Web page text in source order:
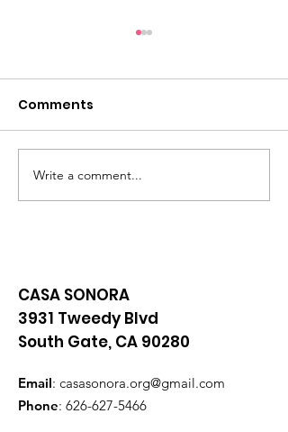
Actividades de Casa
Sonora
Comments
Write a comment...
CASA SONORA
3931 Tweedy Blvd
South Gate, CA 90280
Email: casasonora.org@gmail.com
Phone: 626-627-5466